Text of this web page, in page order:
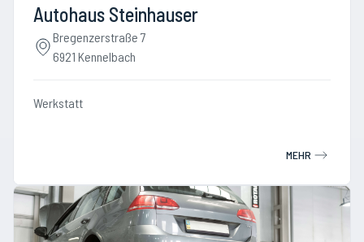
Autohaus Steinhauser
Bregenzerstraße 7
6921 Kennelbach
Werkstatt
MEHR